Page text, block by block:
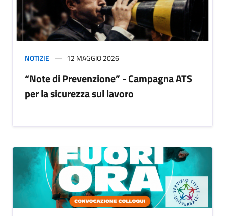
NOTIZIE 12 MAGGIO 2026
“Note di Prevenzione” - Campagna ATS
per la sicurezza sul lavoro